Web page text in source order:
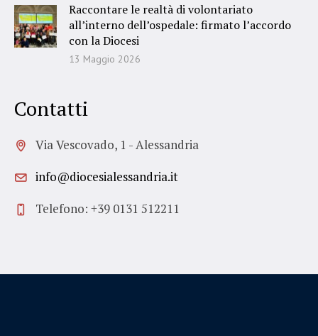
Raccontare le realtà di volontariato
all’interno dell’ospedale: firmato l’accordo
con la Diocesi
13 Maggio 2026
Contatti
Via Vescovado, 1 - Alessandria
info@diocesialessandria.it
Telefono: +39 0131 512211